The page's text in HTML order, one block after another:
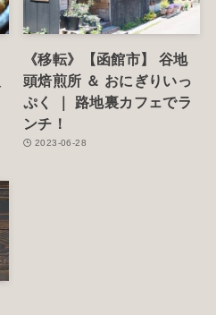
《移転》【函館市】 谷地
頭焙煎所 ＆ おにぎりいっ
ぷく ｜ 路地裏カフェでラ
ンチ！
2023-06-28